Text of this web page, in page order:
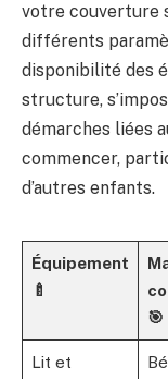
votre couverture
différents
disponibilité des
structure,
démarches liées
commencer,
d’autres enfants.
Équipement
🍼
🎯
Lit et